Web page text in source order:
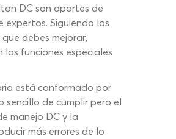
DC son aportes de
Siguiendo los
debes mejorar,
funciones especiales
está conformado por
de cumplir pero el
manejo DC y la
más errores de lo